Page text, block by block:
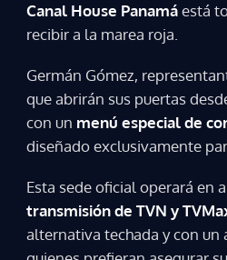
Canal House Panamáestá
recibir a la marea roja.
Germán Gómez,
que abrirán sus puertas
con un menú especial de
diseñado exclusivamente
Esta sede oficial operará en
transmisión de TVN y
alternativa techada y con